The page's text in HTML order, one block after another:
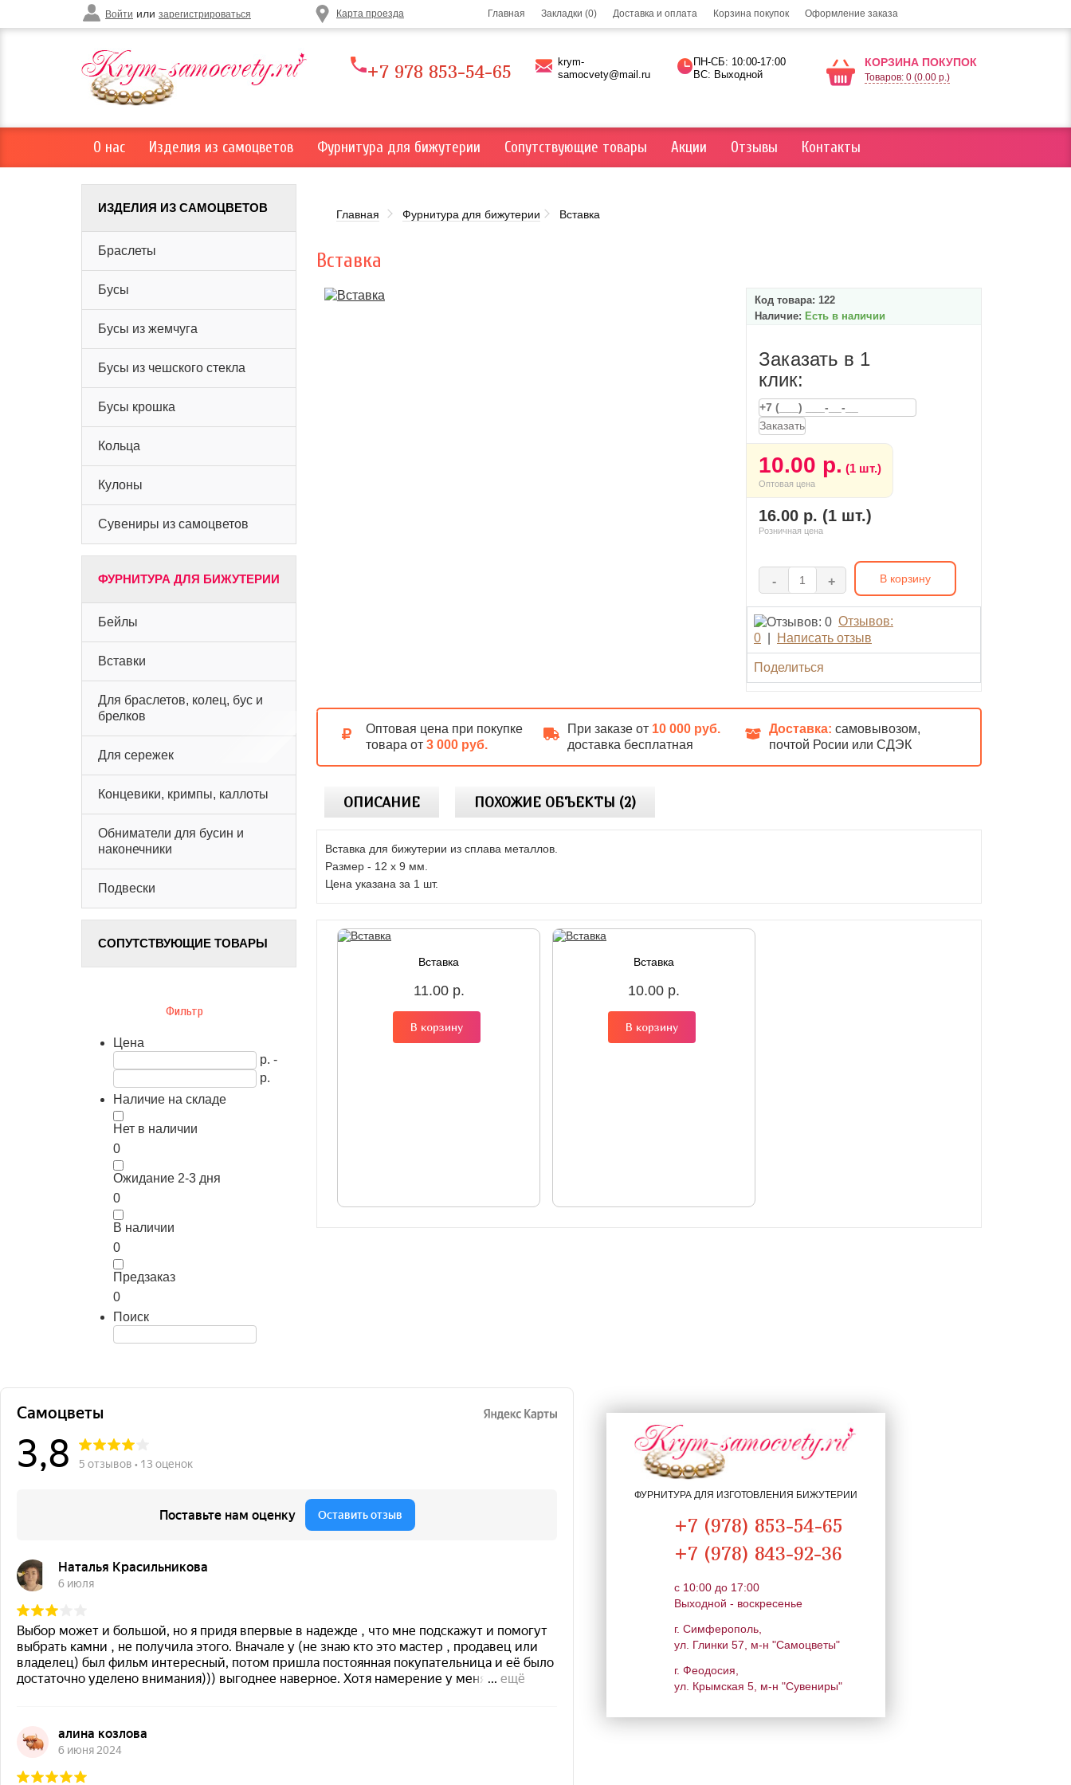
Войти или зарегистрироваться Карта проезда Главная Закладки (0) Доставка и оплата Корзина покупок Оформление заказа
+7 978 853-54-65
krym-
samocvety@mail.ru
ПН-СБ: 10:00-17:00
ВС: Выходной
КОРЗИНА ПОКУПОК
Товаров: 0 (0.00 р.)
О нас Изделия из самоцветов Фурнитура для бижутерии Сопутствующие товары Акции Отзывы Контакты
ИЗДЕЛИЯ ИЗ САМОЦВЕТОВ
Браслеты
Бусы
Бусы из жемчуга
Бусы из чешского стекла
Бусы крошка
Кольца
Кулоны
Сувениры из самоцветов
ФУРНИТУРА ДЛЯ БИЖУТЕРИИ
Бейлы
Вставки
Для браслетов, колец, бус и
брелков
Для сережек
Концевики, кримпы, каллоты
Обниматели для бусин и
наконечники
Подвески
СОПУТСТВУЮЩИЕ ТОВАРЫ
Фильтр
Цена
р. -
р.
Наличие на складе
Нет в наличии
0
Ожидание 2-3 дня
0
В наличии
0
Предзаказ
0
Поиск
Главная Фурнитура для бижутерии Вставка
Вставка
Код товара: 122
Наличие: Есть в наличии
Заказать в 1
клик:
Заказать
10.00 р. (1 шт.)
Оптовая цена
16.00 р. (1 шт.)
Розничная цена
- + В корзину
Отзывов:
0
Написать отзыв
Поделиться
Оптовая цена при покупке
товара от 3 000 руб.
При заказе от 10 000 руб.
доставка бесплатная
Доставка: самовывозом,
почтой Росии или СДЭК
ОПИСАНИЕ ПОХОЖИЕ ОБЪЕКТЫ (2)
Вставка для бижутерии из сплава металлов.
Размер - 12 х 9 мм.
Цена указана за 1 шт.
Вставка
11.00 р.
В корзину
Вставка
10.00 р.
В корзину
ФУРНИТУРА ДЛЯ ИЗГОТОВЛЕНИЯ БИЖУТЕРИИ
+7 (978) 853-54-65
+7 (978) 843-92-36
c 10:00 до 17:00
Выходной - воскресенье
г. Симферополь,
ул. Глинки 57, м-н "Самоцветы"
г. Феодосия,
ул. Крымская 5, м-н "Сувениры"